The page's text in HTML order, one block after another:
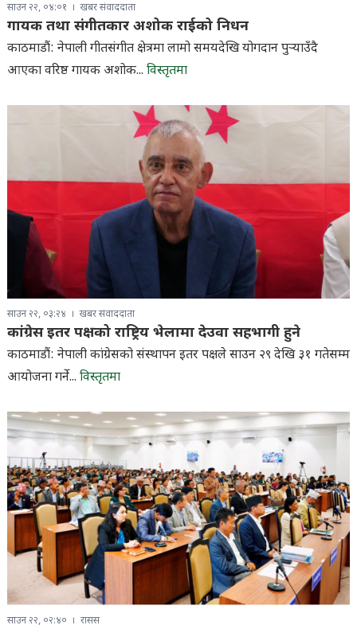
साउन २२, ०४:०१ खबर संवाददाता
गायक तथा संगीतकार अशोक राईको निधन
काठमाडौं: नेपाली गीतसंगीत क्षेत्रमा लामो समयदेखि योगदान पुर्‍याउँदै
आएका वरिष्ठ गायक अशोक... विस्तृतमा
साउन २२, ०३:२४ खबर संवाददाता
कांग्रेस इतर पक्षको राष्ट्रिय भेलामा देउवा सहभागी हुने
काठमाडौं: नेपाली कांग्रेसको संस्थापन इतर पक्षले साउन २९ देखि ३१ गतेसम्म
आयोजना गर्ने... विस्तृतमा
साउन २२, ०२:४० रासस